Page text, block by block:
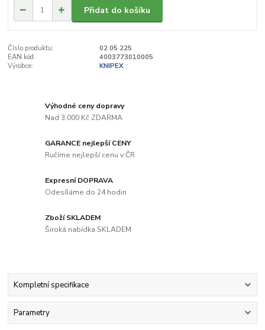
Přidat do košíku
Číslo produktu:
02 05 225
EAN kód:
4003773010005
Výrobce:
KNIPEX
Výhodné ceny dopravy
Nad 3.000 Kč ZDARMA
GARANCE nejlepší CENY
Ručíme nejlepší cenu v ČR
Expresní DOPRAVA
Odesíláme do 24 hodin
Zboží SKLADEM
Široká nabídka SKLADEM
Kompletní specifikace
Parametry